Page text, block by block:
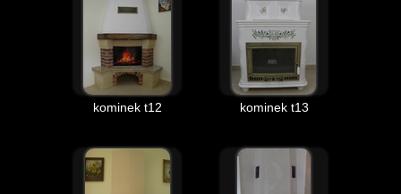
kominek t12 kominek t13